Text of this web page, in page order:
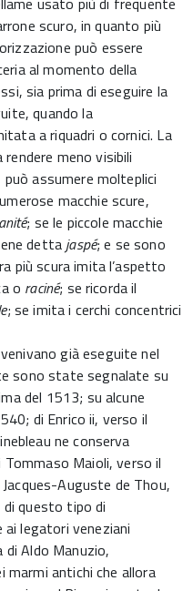
scuro, in quanto più
può essere
al momento della
sia prima di eseguire la
quando la
a riquadri o cornici. La
meno visibili
assumere molteplici
macchie scure,
; se le piccole macchie
dettajaspé; e se sono
più scura imita l’aspetto
o raciné; se ricorda il
; se imita i cerchi concentrici
già eseguite nel
sono state segnalate su
del 1513; su alcune
di Enrico ii, verso il
ne conserva
Maioli, verso il
Auguste de Thou,
di questo tipo di
legatori veneziani
Aldo Manuzio,
antichi che allora